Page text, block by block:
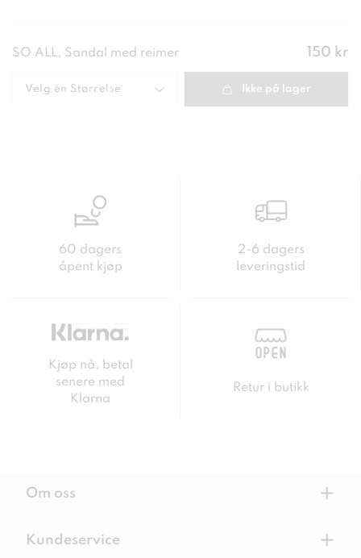
SO ALL, Sandal med reimer Pris:
150 kr
Velg en Størrelse Ikke på lager
60 dagers
åpent kjøp
2-6 dagers
leveringstid
Kjøp nå, betal
senere med
Klarna
Retur i butikk
Om oss +
Kundeservice +